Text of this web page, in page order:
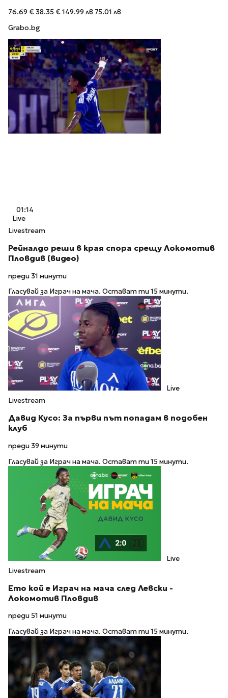
76.69 € 38.35 €149.99 лв 75.01 лв
Grabo.bg
01:14
Live
Livestream
Рейналдо реши в края спора срещу Локомотив
Пловдив (видео)
преди 31 минути
Гласувай за Играч на мача. Остават ти 15 минути.
Live
Livestream
Давид Кусо: За първи път попадам в подобен
клуб
преди 39 минути
Гласувай за Играч на мача. Остават ти 15 минути.
Live
Livestream
Ето кой е Играч на мача след Левски -
Локомотив Пловдив
преди 51 минути
Гласувай за Играч на мача. Остават ти 15 минути.